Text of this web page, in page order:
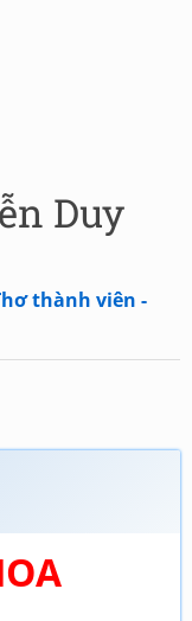
Duy
thành viên -